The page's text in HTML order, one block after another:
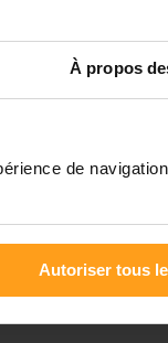
À propos
de
Autoriser tous
00:00